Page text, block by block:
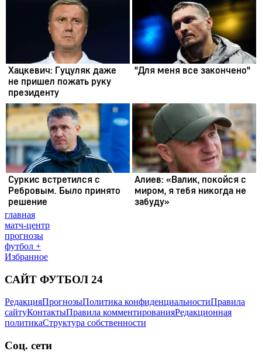
главная
матч-центр
прогнозы
футбол +
Избранное
САЙТ ФУТБОЛ 24
РедакцияПрогнозыПолитика конфиденциальностиПравила
сайтуКонтактыПравила комментированияРедакционная
политикаСтруктура собственности
Соц. сети